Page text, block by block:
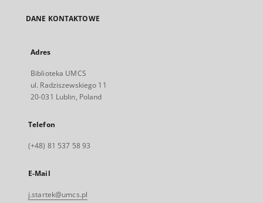
DANE KONTAKTOWE
Adres
Biblioteka UMCS
ul. Radziszewskiego 11
20-031 Lublin, Poland
Telefon
(+48) 81 537 58 93
E-Mail
j.startek@umcs.pl